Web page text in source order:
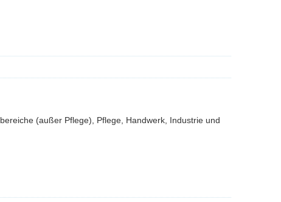
(außer Pflege), Pflege, Handwerk, Industrie und